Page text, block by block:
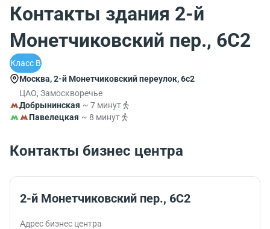
Контакты здания 2-й
Монетчиковский пер., 6С2
Класс B
Москва, 2-й Монетчиковский переулок, 6с2
ЦАО, Замоскворечье
Добрынинская ~ 7 минут
Павелецкая ~ 8 минут
Контакты бизнес центра
2-й Монетчиковский пер., 6С2
Адрес бизнес центра